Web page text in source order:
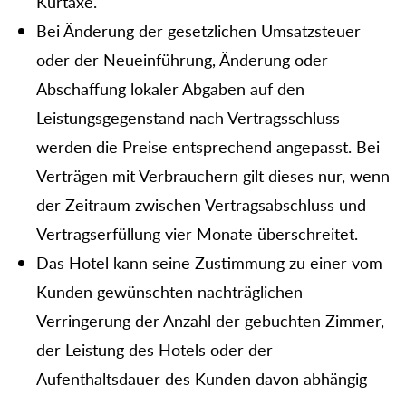
Bei Änderung der gesetzlichen Umsatzsteuer
oder der Neueinführung, Änderung oder
Abschaffung lokaler Abgaben auf den
Leistungsgegenstand nach Vertragsschluss
werden die Preise entsprechend angepasst. Bei
Verträgen mit Verbrauchern gilt dieses nur, wenn
der Zeitraum zwischen Vertragsabschluss und
Vertragserfüllung vier Monate überschreitet.
Das Hotel kann seine Zustimmung zu einer vom
Kunden gewünschten nachträglichen
Verringerung der Anzahl der gebuchten Zimmer,
der Leistung des Hotels oder der
Aufenthaltsdauer des Kunden davon abhängig